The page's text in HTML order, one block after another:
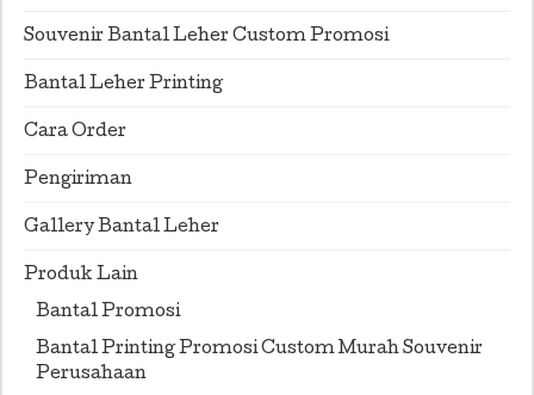
Souvenir Bantal Leher Custom Promosi
Bantal Leher Printing
Cara Order
Pengiriman
Gallery Bantal Leher
Produk Lain
Bantal Promosi
Bantal Printing Promosi Custom Murah Souvenir
Perusahaan